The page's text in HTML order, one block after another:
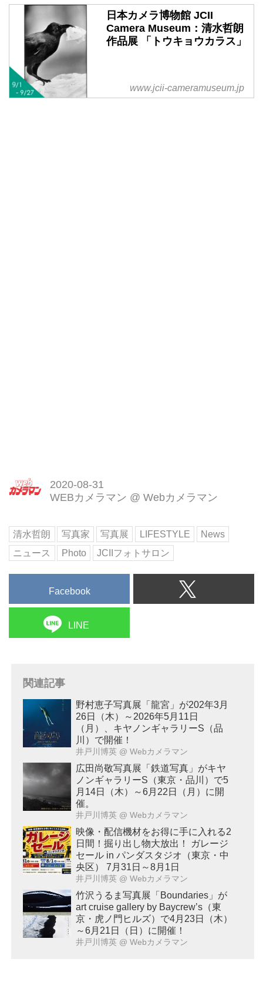
日本カメラ博物館 JCII
Camera Museum：清水哲朗
作品展 「トウキョウカラス」
www.jcii-cameramuseum.jp
2020-08-31
WEBカメラマン @ Webカメラマン
清水哲朗 写真家 写真展 LIFESTYLE
News
ニュース
Photo JCIIフォトサロン
Facebook
LINE
関連記事
野村恵子写真展「龍宮」が202年3月
26日（木）～2026年5月11日
（月）、キヤノンギャラリーS（品
川）で開催！
井戸川博英 @ Webカメラマン
広田尚敬写真展「鉄道写真」がキヤ
ノンギャラリーS（東京・品川）で5
月14日（木）～6月22日（月）に開
催。
井戸川博英 @ Webカメラマン
映像・配信機材をお得に手に入れる2
日間！掘り出し物大放出！ ガレージ
セール in パンダスタジオ（東京・中
央区） 7月31日～8月1日
井戸川博英 @ Webカメラマン
竹沢うるま写真展「Boundaries」が
art cruise gallery by Baycrew’s（東
京・虎ノ門ヒルズ）で4月23日（木）
～6月21日（日）に開催！
井戸川博英 @ Webカメラマン